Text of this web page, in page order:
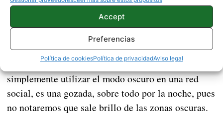
Accept
Preferencias
Política de cookiesPolítica de privacidadAviso legal
Sin duda,la ventaja de un panel AMOLED es el
contraste que nos ofrecey en este terminal no iba
a ser menos. Los negros son puros del todo, pues el
píxel queda completamente apagado, por la que la
experiencia a la hora de ver un vídeo, una película o
simplemente utilizar el modo oscuro en una red
social, es una gozada, sobre todo por la noche, pues
no notaremos que sale brillo de las zonas oscuras.